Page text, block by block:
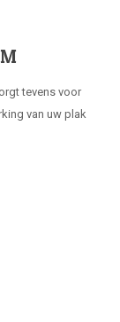
tevens voor
van uw plak